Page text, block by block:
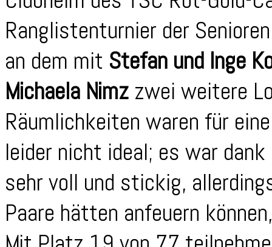
Ranglistenturnier der
an dem mit Stefan und Inge
Michaela Nimz zwei weitere
Räumlichkeiten waren für
leider nicht ideal; es war
sehr voll und stickig,
Paare hätten anfeuern